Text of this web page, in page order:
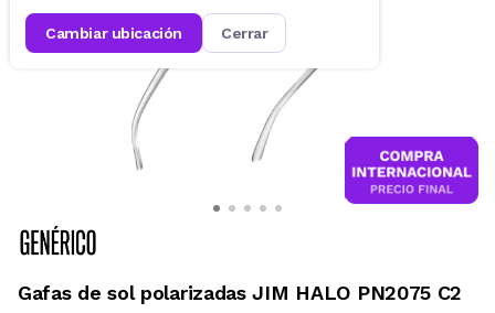
cambiar ubicación cerrar
Gafas de sol polarizadas JIM HALO PN2075 C2